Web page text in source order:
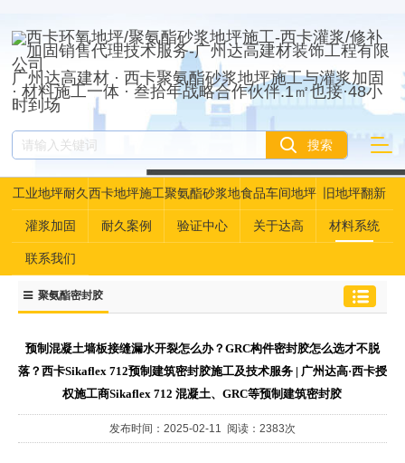
广州达高建材 · 西卡聚氨酯砂浆地坪施工与灌浆加固
· 材料施工一体 · 叁拾年战略合作伙伴.1㎡也接·48小
时到场
工业地坪耐久
性资产管理
西卡地坪施工聚氨酯砂浆地
坪
食品车间地坪 旧地坪翻新
灌浆加固 耐久案例 验证中心 关于达高 材料系统
联系我们
聚氨酯密封胶
预制混凝土墙板接缝漏水开裂怎么办？GRC构件密封胶怎么选才不脱
落？西卡Sikaflex 712预制建筑密封胶施工及技术服务 | 广州达高·西卡授
权施工商Sikaflex 712 混凝土、GRC等预制建筑密封胶
发布时间：2025-02-11 阅读：2383次